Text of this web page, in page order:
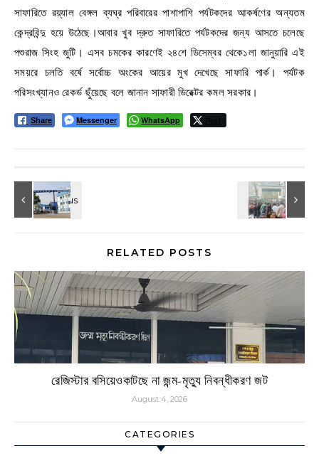
সাফারিতে রয়্যাল বেঙ্গল ব্যঘ্র পরিবারের পাশাপাশি পর্যটকদের আকর্ষণের অন্যতম
কেন্দ্রবিন্দু হয়ে উঠেছে।আবার খুব দ্রুত সাফারিতে পর্যটকদের জন্য আসতে চলেছে
পশুরাজ সিংহ জুটি। এসব চমকের কারণেই ২৪শে ডিসেম্বর থেকে১লা জানুয়ারি এই
সময়রে চলতি বর্ষে সর্বোচ্চ অংকের আয়ের মুখ দেখেছে সাফারি পার্ক। পর্যটক
পরিসংখ্যানও রেকর্ড ছুঁয়েছে বলে জানান সাফারী ডিরেক্টর কমল সরকার।
Share Messenger WhatsApp Post
RELATED POSTS
রেজিস্টার বসিয়েওকাটছে না জন্ম-মৃত্যু নিবন্ধীকরণ জট
August 4, 2026
CATEGORIES